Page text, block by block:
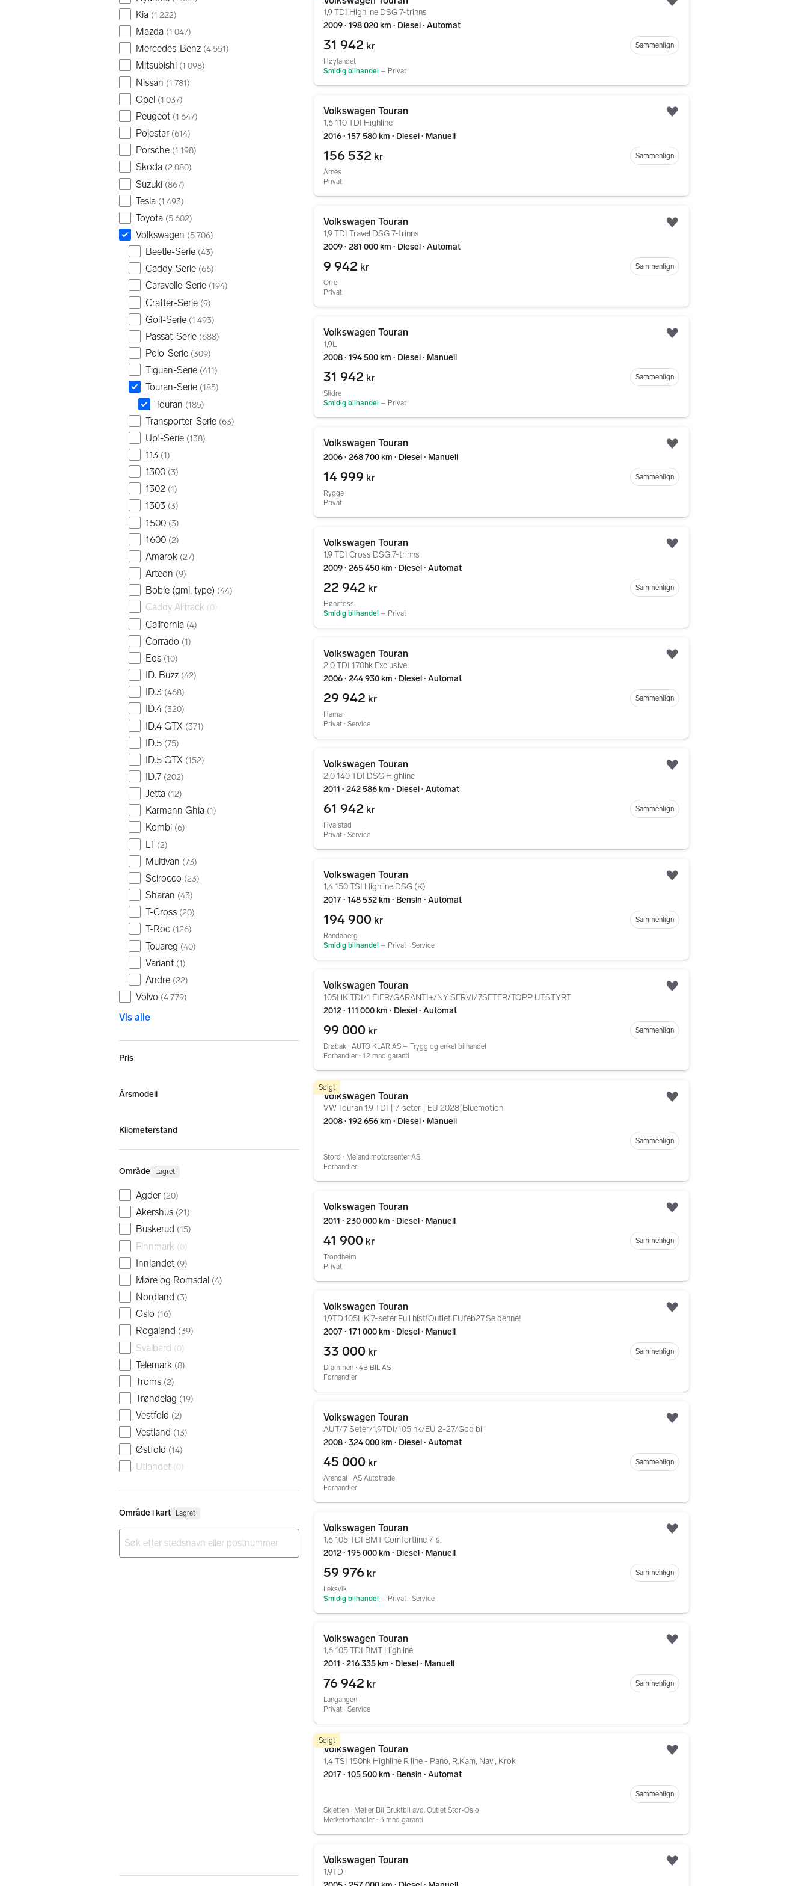
Kia (1 222)
Mazda (1 047)
Mercedes-Benz (4 551)
Mitsubishi (1 098)
Nissan (1 781)
Opel (1 037)
Peugeot (1 647)
Polestar (614)
Porsche (1 198)
Skoda (2 080)
Suzuki (867)
Tesla (1 493)
Toyota (5 602)
Volkswagen (5 706)
Beetle-Serie (43)
Caddy-Serie (66)
Caravelle-Serie (194)
Crafter-Serie (9)
Golf-Serie (1 493)
Passat-Serie (688)
Polo-Serie (309)
Tiguan-Serie (411)
Touran-Serie (185)
Touran (185)
Transporter-Serie (63)
Up!-Serie (138)
113 (1)
1300 (3)
1302 (1)
1303 (3)
1500 (3)
1600 (2)
Amarok (27)
Arteon (9)
Boble (gml. type) (44)
Caddy Alltrack (0)
California (4)
Corrado (1)
Eos (10)
ID. Buzz (42)
ID.3 (468)
ID.4 (320)
ID.4 GTX (371)
ID.5 (75)
ID.5 GTX (152)
ID.7 (202)
Jetta (12)
Karmann Ghia (1)
Kombi (6)
LT (2)
Multivan (73)
Scirocco (23)
Sharan (43)
T-Cross (20)
T-Roc (126)
Touareg (40)
Variant (1)
Andre (22)
Volvo (4 779)
Vis alle
Pris
Årsmodell
Kilometerstand
Område Lagret
Agder (20)
Akershus (21)
Buskerud (15)
Finnmark (0)
Innlandet (9)
Møre og Romsdal (4)
Nordland (3)
Oslo (16)
Rogaland (39)
Svalbard (0)
Telemark (8)
Troms (2)
Trøndelag (19)
Vestfold (2)
Vestland (13)
Østfold (14)
Utlandet (0)
Område i kart Lagret
1,9 TDI Highline DSG 7-trinns
2009 ∙ 198 020 km ∙ Diesel ∙ Automat
31 942 kr
Sammenlign
Høylandet
Smidig bilhandel – Privat
Volkswagen Touran
1,6 110 TDI Highline
2016 ∙ 157 580 km ∙ Diesel ∙ Manuell
156 532 kr
Sammenlign
Årnes
Privat
Volkswagen Touran
1,9 TDI Travel DSG 7-trinns
2009 ∙ 281 000 km ∙ Diesel ∙ Automat
9 942 kr
Sammenlign
Orre
Privat
Volkswagen Touran
1,9L
2008 ∙ 194 500 km ∙ Diesel ∙ Manuell
31 942 kr
Sammenlign
Slidre
Smidig bilhandel – Privat
Volkswagen Touran
2006 ∙ 268 700 km ∙ Diesel ∙ Manuell
14 999 kr
Sammenlign
Rygge
Privat
Volkswagen Touran
1,9 TDI Cross DSG 7-trinns
2009 ∙ 265 450 km ∙ Diesel ∙ Automat
22 942 kr
Sammenlign
Hønefoss
Smidig bilhandel – Privat
Volkswagen Touran
2,0 TDI 170hk Exclusive
2006 ∙ 244 930 km ∙ Diesel ∙ Automat
29 942 kr
Sammenlign
Hamar
Privat ∙ Service
Volkswagen Touran
2,0 140 TDI DSG Highline
2011 ∙ 242 586 km ∙ Diesel ∙ Automat
61 942 kr
Sammenlign
Hvalstad
Privat ∙ Service
Volkswagen Touran
1,4 150 TSI Highline DSG (K)
2017 ∙ 148 532 km ∙ Bensin ∙ Automat
194 900 kr
Sammenlign
Randaberg
Smidig bilhandel – Privat ∙ Service
Volkswagen Touran
105HK TDI/1 EIER/GARANTI+/NY SERVI/7SETER/TOPP UTSTYRT
2012 ∙ 111 000 km ∙ Diesel ∙ Automat
99 000 kr
Sammenlign
Drøbak ∙ AUTO KLAR AS – Trygg og enkel bilhandel
Forhandler ∙ 12 mnd garanti
Solgt
Volkswagen Touran
VW Touran 1.9 TDI | 7-seter | EU 2028|Bluemotion
2008 ∙ 192 656 km ∙ Diesel ∙ Manuell
Sammenlign
Stord ∙ Meland motorsenter AS
Forhandler
Gå til annonsen
Volkswagen Touran
2011 ∙ 230 000 km ∙ Diesel ∙ Manuell
41 900 kr
Sammenlign
Trondheim
Privat
Volkswagen Touran
1,9TD.105HK.7-seter.Full hist!Outlet.EUfeb27.Se denne!
2007 ∙ 171 000 km ∙ Diesel ∙ Manuell
33 000 kr
Sammenlign
Drammen ∙ 4B BIL AS
Forhandler
Volkswagen Touran
AUT/7 Seter/1.9TDi/105 hk/EU 2-27/God bil
2008 ∙ 324 000 km ∙ Diesel ∙ Automat
45 000 kr
Sammenlign
Arendal ∙ AS Autotrade
Forhandler
Volkswagen Touran
1,6 105 TDI BMT Comfortline 7-s.
2012 ∙ 195 000 km ∙ Diesel ∙ Manuell
59 976 kr
Sammenlign
Leksvik
Smidig bilhandel – Privat ∙ Service
Volkswagen Touran
1,6 105 TDI BMT Highline
2011 ∙ 216 335 km ∙ Diesel ∙ Manuell
76 942 kr
Sammenlign
Langangen
Privat ∙ Service
Solgt
Volkswagen Touran
1,4 TSI 150hk Highline R line - Pano, R.Kam, Navi, Krok
2017 ∙ 105 500 km ∙ Bensin ∙ Automat
Sammenlign
Skjetten ∙ Møller Bil Bruktbil avd. Outlet Stor-Oslo
Merkeforhandler ∙ 3 mnd garanti
Gå til annonsen
Volkswagen Touran
1,9TDi